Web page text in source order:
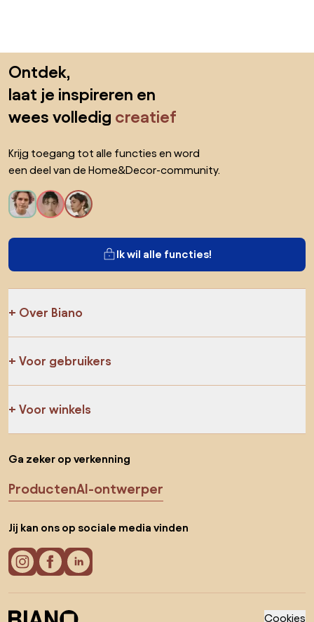
Ontdek,
laat je inspireren en
wees volledig creatief
Krijg toegang tot alle functies en word
een deel van de Home&Decor-community.
Ik wil alle functies!
Over Biano
Voor gebruikers
Voor winkels
Ga zeker op verkenning
ProductenAI-ontwerper
Jij kan ons op sociale media vinden
Cookies